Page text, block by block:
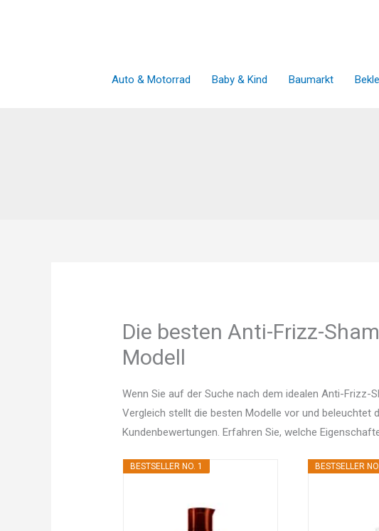
Auto & Motorrad Baby & Kind Baumarkt
Die besten Anti-Frizz-
Modell
Wenn Sie auf der Suche nach dem idealen Anti-
Vergleich stellt die besten Modelle vor und beleuchtet
Kundenbewertungen. Erfahren Sie, welche
BESTSELLER NO. 1 BESTSELLER